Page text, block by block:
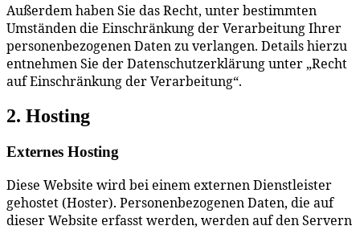
Außerdem haben Sie das Recht, unter bestimmten
Umständen die Einschränkung der Verarbeitung Ihrer
personenbezogenen Daten zu verlangen. Details hierzu
entnehmen Sie der Datenschutzerklärung unter „Recht
auf Einschränkung der Verarbeitung“.
2. Hosting
Externes Hosting
Diese Website wird bei einem externen Dienstleister
gehostet (Hoster). Personenbezogenen Daten, die auf
dieser Website erfasst werden, werden auf den Servern